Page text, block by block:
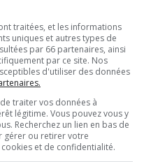
habiles à voter.
traitées, et les informations
uniques et autres types de
par 66 partenaires, ainsi
par ce site. Nos
d'utiliser des données
traiter vos données à
légitime. Vous pouvez vous y
Recherchez un lien en bas de
gérer ou retirer votre
et de confidentialité.